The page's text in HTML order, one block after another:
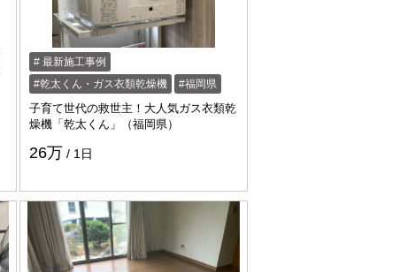
最新施工事例
乾太くん・ガス衣類乾燥機
福岡県
子育て世代の救世主！大人気ガス衣類乾
燥機「乾太くん」（福岡県）
26万 1日